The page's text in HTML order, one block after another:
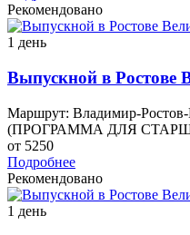
Рекомендовано
1 день
Выпускной в Ростове
Маршрут: Владимир-
(ПРОГРАММА ДЛЯ
от 5250
Подробнее
Рекомендовано
1 день